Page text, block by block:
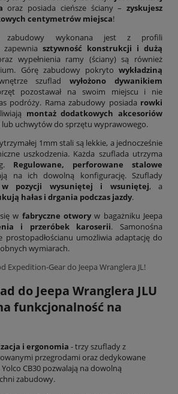
oraz posiada cieńsze ściany –zyskujesz
centymetrów miejsca!
zabudowy wykonana jest z profili
sztywność konstrukcji i dużą
wypełnienia ramy (ściany) są również
Górę zabudowy pokryto wykładziną
szufladwyłożono dywanikiem
pozostawał na swoim miejscu i nie
podróży. Rama zabudowy posiada rowki
montaż dodatkowych akcesoriów
lub uchwytów do sprzętu wyprawowego.
1mm stali są lekkie, a jednocześnie
uszkodzenia. Każda szuflada utrzyma
Regulowane, perforowane stalowe
na ich dowolną konfigurację. Szuflady
w pozycji wysuniętej i wsuniętej, a
hałas i drgania podczas jazdy.
w fabryczne otworyw bagażniku Jeepa
i przeróbek karoserii. Samonośna
umożliwia adaptację do
wymiarach.
Expedition-Gear do Jeepa Wranglera JL!
do Jeepa Wranglera JLU
funkcjonalność na
i ergonomia - trzy szuflady z
przegrodami oraz dedykowane
CB30 pozwalają na dowolną
zabudowy.